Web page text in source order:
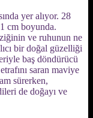
yer alıyor. 28
cm boyunda.
ve ruhunun ne
bir doğal güzelliği
baş döndürücü
saran maviye
sürerken,
de doğayı ve